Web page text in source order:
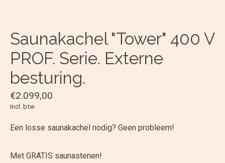
Saunakachel "Tower" 400 V
PROF. Serie. Externe
besturing.
€2.099,00
Incl. btw
Een losse saunakachel nodig? Geen probleem!
Met GRATIS saunastenen!